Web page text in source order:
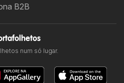
B2B
num só lugar.